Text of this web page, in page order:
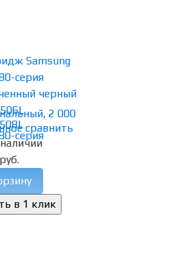
сравнить
Samsung
серия
черный